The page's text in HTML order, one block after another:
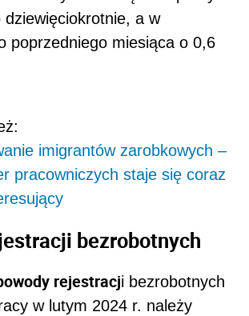
dziewięciokrotnie, a w
poprzedniego miesiąca o 0,6
imigrantów zarobkowych –
pracowniczych staje się coraz
bezrobotnych
rejestracji bezrobotnych
w lutym 2024 r. należy